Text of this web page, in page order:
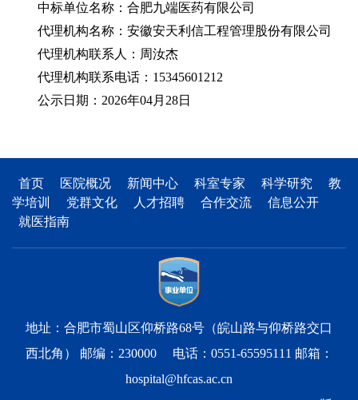
中标单位名称：合肥九端医药有限公司
代理机构名称：安徽安天利信工程管理股份有限公司
代理机构联系人：周汝杰
代理机构联系电话：15345601212
公示日期：2026年04月28日
首页 医院概况 新闻中心 科室专家 科学研究
教
学培训
党群文化 人才招聘 合作交流
信息公开
就医指南
地址：合肥市蜀山区仰桥路68号（皖山路与仰桥路交口
西北角） 邮编：230000 电话：0551-65595111 邮箱：
hospital@hfcas.ac.cn